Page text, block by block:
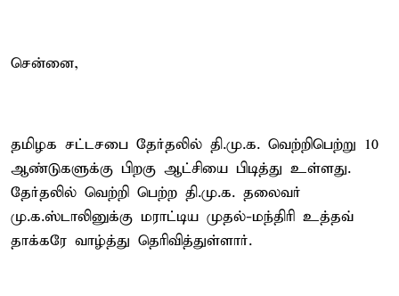
சென்னை,
தமிழக சட்டசபை தேர்தலில் தி.மு.க. வெற்றிபெற்று 10
ஆண்டுகளுக்கு பிறகு ஆட்சியை பிடித்து உள்ளது.
தேர்தலில் வெற்றி பெற்ற தி.மு.க. தலைவர்
மு.க.ஸ்டாலினுக்கு மராட்டிய முதல்-மந்திரி உத்தவ்
தாக்கரே வாழ்த்து தெரிவித்துள்ளார்.